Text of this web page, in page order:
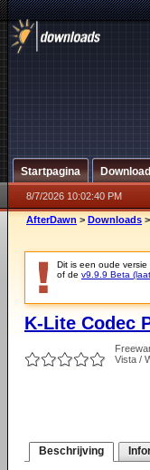
Startpagina
8/7/2026 10:02:40 PM
AfterDawn > Downloads >
Dit is een oude
of de v9.9.9 Beta
K-Lite Codec
Vista /
Beschrijving